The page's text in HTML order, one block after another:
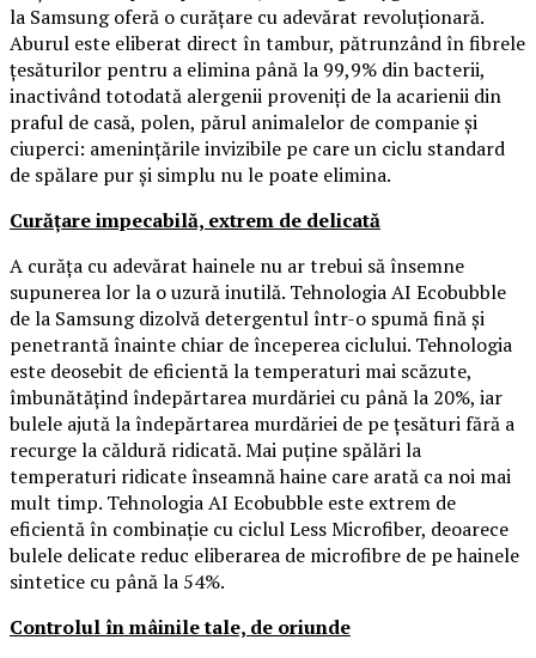
la Samsung oferă o curățare cu adevărat revoluționară.
Aburul este eliberat direct în tambur, pătrunzând în fibrele
țesăturilor pentru a elimina până la 99,9% din bacterii,
inactivând totodată alergenii proveniți de la acarienii din
praful de casă, polen, părul animalelor de companie și
ciuperci: amenințările invizibile pe care un ciclu standard
de spălare pur și simplu nu le poate elimina.
Curățare impecabilă, extrem de delicată
A curăța cu adevărat hainele nu ar trebui să însemne
supunerea lor la o uzură inutilă. Tehnologia AI Ecobubble
de la Samsung dizolvă detergentul într-o spumă fină și
penetrantă înainte chiar de începerea ciclului. Tehnologia
este deosebit de eficientă la temperaturi mai scăzute,
îmbunătățind îndepărtarea murdăriei cu până la 20%, iar
bulele ajută la îndepărtarea murdăriei de pe țesături fără a
recurge la căldură ridicată. Mai puține spălări la
temperaturi ridicate înseamnă haine care arată ca noi mai
mult timp. Tehnologia AI Ecobubble este extrem de
eficientă în combinație cu ciclul Less Microfiber, deoarece
bulele delicate reduc eliberarea de microfibre de pe hainele
sintetice cu până la 54%.
Controlul în mâinile tale, de oriunde